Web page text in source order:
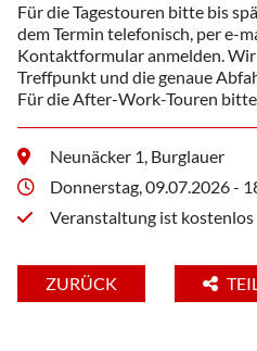
Für die Tagestouren bitte bis
dem Termin telefonisch, per e-
Kontaktformular anmelden.
Treffpunkt und die genaue
Für die After-Work-Touren
Neunäcker 1, Burglauer
Donnerstag, 09.07.2026 -
Veranstaltung ist kostenlos
ZURÜCK